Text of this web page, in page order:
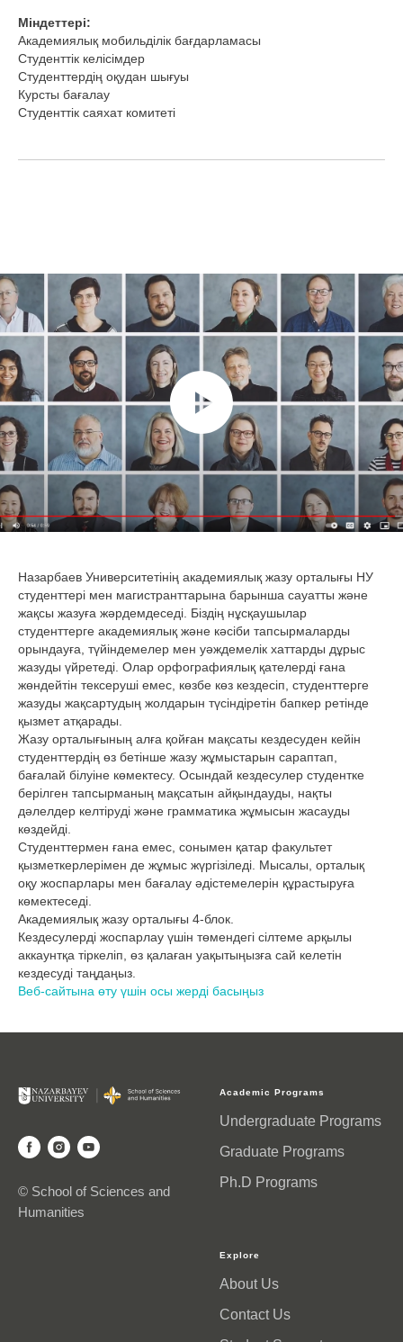
Міндеттері:
Академиялық мобильділік бағдарламасы
Студенттік келісімдер
Студенттердің оқудан шығуы
Курсты бағалау
Студенттік саяхат комитеті
Назарбаев Университетінің академиялық жазу орталығы НУ
студенттері мен магистранттарына барынша сауатты және
жақсы жазуға жәрдемдеседі. Біздің нұсқаушылар
студенттерге академиялық және кәсіби тапсырмаларды
орындауға, түйіндемелер мен уәждемелік хаттарды дұрыс
жазуды үйретеді. Олар орфографиялық қателерді ғана
жөндейтін тексеруші емес, көзбе көз кездесіп, студенттерге
жазуды жақсартудың жолдарын түсіндіретін бапкер ретінде
қызмет атқарады.
Жазу орталығының алға қойған мақсаты кездесуден кейін
студенттердің өз бетінше жазу жұмыстарын сараптап,
бағалай білуіне көмектесу. Осындай кездесулер студентке
берілген тапсырманың мақсатын айқындауды, нақты
дәлелдер келтіруді және грамматика жұмысын жасауды
көздейді.
Студенттермен ғана емес, сонымен қатар факультет
қызметкерлерімен де жұмыс жүргізіледі. Мысалы, орталық
оқу жоспарлары мен бағалау әдістемелерін құрастыруға
көмектеседі.
Академиялық жазу орталығы 4-блок.
Кездесулерді жоспарлау үшін төмендегі сілтеме арқылы
аккаунтқа тіркеліп, өз қалаған уақытыңызға сай келетін
кездесуді таңдаңыз.
Веб-сайтына өту үшін осы жерді басыңыз
© School of Sciences and
Humanities
Academic Programs
Undergraduate Programs
Graduate Programs
Ph.D Programs
Explore
About Us
Contact Us